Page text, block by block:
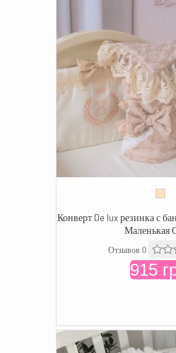
Конверт De lux резинка с
Маленькая
Отзывов 0
915